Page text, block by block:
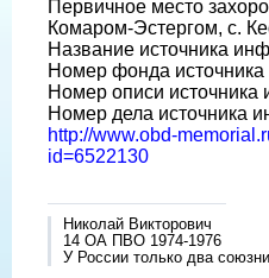
Первичное место
Комаром-Эстергом, с.
Название источника
Номер фонда
Номер описи
Номер дела источника
http://www.obd-
id=6522130
Николай Викторович
14 ОА ПВО 1974-1976
У России только два